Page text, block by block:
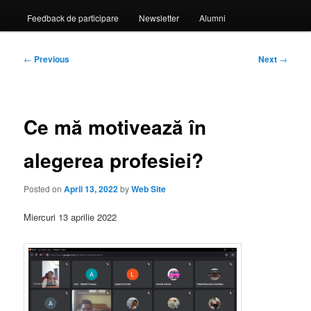
Feedback de participare Newsletter Alumni
Post
← Previous Next →
Ce mă motivează în
alegerea profesiei?
Posted onApril 13, 2022byWeb Site
Miercuri 13 aprilie 2022